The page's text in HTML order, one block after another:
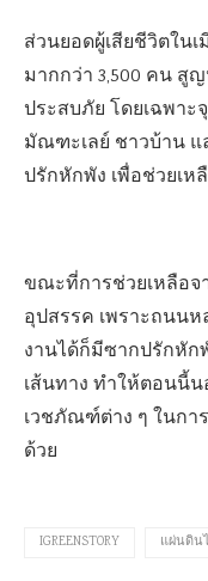
ส่วนยอดผู้เสียชีวิตใน
มากกว่า 3,500 คน สู
ประสบภัย โดยเฉพา
มัณฑะเลย์ ชาวบ้าน แ
ปรักหักพัง เพื่อช่วยเ
ขณะที่การช่วยเหลือจ
อุปสรรค เพราะถนน
งานได้ก็มีซากปรักหัก
เส้นทาง ทำให้ตอนนี้
เวชภัณฑ์ต่าง ๆ ในกา
ด้วย
IGREENSTORY แผ่นดิน